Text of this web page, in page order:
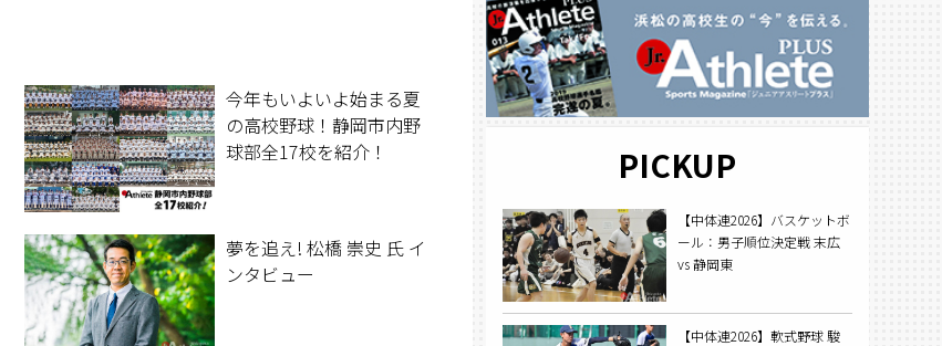
今年もいよいよ始まる夏
の高校野球！静岡市内野
球部全17校を紹介！
夢を追え! 松橋 崇史 氏 イ
ンタビュー
PICKUP
【中体連2026】バスケットボ
ール：男子順位決定戦 末広
vs 静岡東
【中体連2026】軟式野球 駿